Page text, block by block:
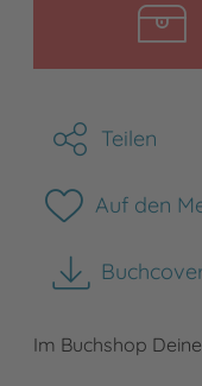
Teilen
Auf den
Im Buchshop